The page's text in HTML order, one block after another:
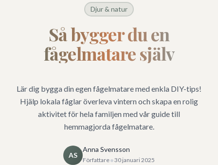
Djur & natur
Så bygger du en
fågelmatare själv
Lär dig bygga din egen fågelmatare med enkla DIY-tips!
Hjälp lokala fåglar överleva vintern och skapa en rolig
aktivitet för hela familjen med vår guide till
hemmagjorda fågelmatare.
AS
Anna Svensson
Författare•30 januari 2025